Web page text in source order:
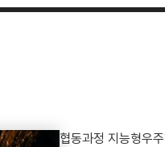
협동과정 지능형우